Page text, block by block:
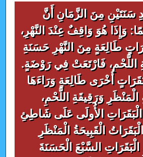
سَنَتَيْنِ مِنَ الزَّمَانِ أَنَّ
وَإِذَا هُوَ وَاقِفٌ عِنْدَ النَّهْرِ،
طَالِعَةٍ مِنَ النَّهْرِ حَسَنَةِ
اللَّحْمِ، فَارْتَعَتْ فِي رَوْضَةٍ.
أُخْرَى طَالِعَةٍ وَرَاءَهَا
وَرَقِيقَةِ اللَّحْمِ،
الأُولَى عَلَى شَاطِئِ
الْبَقَرَاتُ الْقَبِيحَةُ الْمَنْظَرِ
الْبَقَرَاتِ السَّبْعَ الْحَسَنَةَ